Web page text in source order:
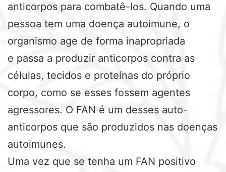
anticorpos para combatê-los. Quando uma
pessoa tem uma doença autoimune, o
organismo age de forma inapropriada
e passa a produzir anticorpos contra as
células, tecidos e proteínas do próprio
corpo, como se esses fossem agentes
agressores. O FAN é um desses auto-
anticorpos que são produzidos nas doenças
autoimunes.
Uma vez que se tenha um FAN positivo